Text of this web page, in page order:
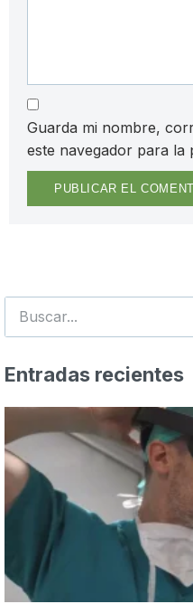
Guarda mi nombre,
este navegador para la
Entradas recientes